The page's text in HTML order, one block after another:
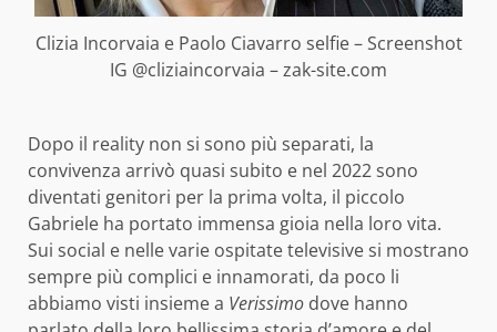
Clizia Incorvaia e Paolo Ciavarro selfie – Screenshot
IG @cliziaincorvaia – zak-site.com
Dopo il reality non si sono più separati, la
convivenza arrivò quasi subito e nel 2022 sono
diventati genitori per la prima volta, il piccolo
Gabriele ha portato immensa gioia nella loro vita.
Sui social e nelle varie ospitate televisive si mostrano
sempre più complici e innamorati, da poco li
abbiamo visti insieme a Verissimo dove hanno